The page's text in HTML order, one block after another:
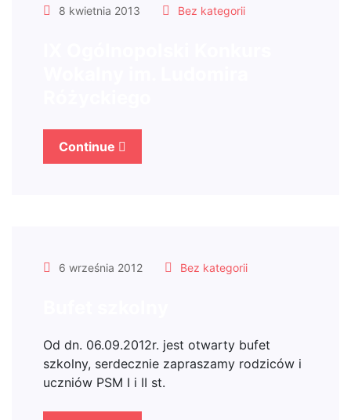
8 kwietnia 2013 Bez kategorii
Continue
6 września 2012 Bez kategorii
Od dn. 06.09.2012r. jest otwarty bufet
szkolny, serdecznie zapraszamy rodziców i
uczniów PSM I i II st.